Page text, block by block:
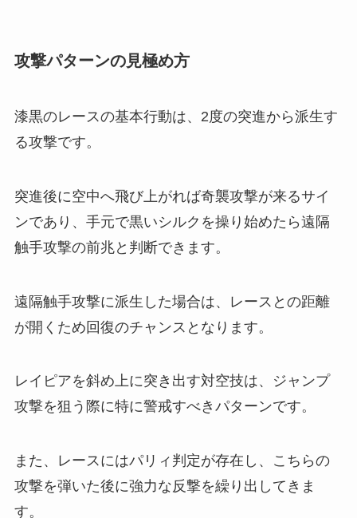
攻撃パターンの見極め方
漆黒のレースの基本行動は、2度の突進から派生す
る攻撃です。
突進後に空中へ飛び上がれば奇襲攻撃が来るサイ
ンであり、手元で黒いシルクを操り始めたら遠隔
触手攻撃の前兆と判断できます。
遠隔触手攻撃に派生した場合は、レースとの距離
が開くため回復のチャンスとなります。
レイピアを斜め上に突き出す対空技は、ジャンプ
攻撃を狙う際に特に警戒すべきパターンです。
また、レースにはパリィ判定が存在し、こちらの
攻撃を弾いた後に強力な反撃を繰り出してきま
す。